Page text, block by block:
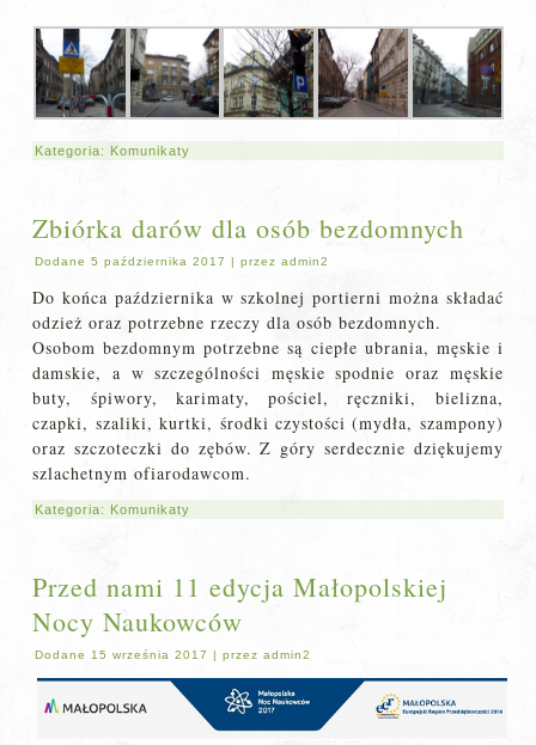
Kategoria: Komunikaty
Zbiórka darów dla osób bezdomnych
Dodane 5 października 2017 |przez admin2
Do końca października w szkolnej portierni można składać
odzież oraz potrzebne rzeczy dla osób bezdomnych.
Osobom bezdomnym potrzebne są ciepłe ubrania, męskie i
damskie, a w szczególności męskie spodnie oraz męskie
buty, śpiwory, karimaty, pościel, ręczniki, bielizna,
czapki, szaliki, kurtki, środki czystości (mydła, szampony)
oraz szczoteczki do zębów. Z góry serdecznie dziękujemy
szlachetnym ofiarodawcom.
Kategoria: Komunikaty
Przed nami 11 edycja Małopolskiej
Nocy Naukowców
Dodane 15 września 2017 |przez admin2